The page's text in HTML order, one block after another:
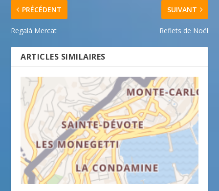
PRÉCÉDENT
Regalà Mercat
SUIVANT
Reflets de Noël
ARTICLES SIMILAIRES